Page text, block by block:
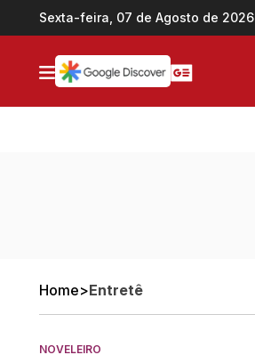
Ir direto pro conteúdo
Sexta-feira, 07 de Agosto de 2026
Home>Entretê
NOVELEIRO